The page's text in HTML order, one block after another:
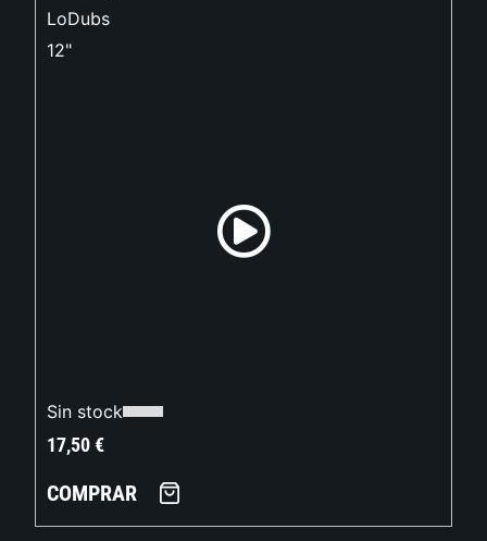
LoDubs
12"
Sin stock
17,50€
COMPRAR